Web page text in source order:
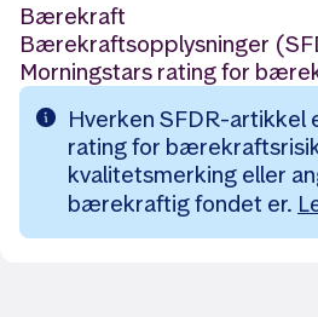
Bærekraft
Bærekraftsopplysninger
Morningstars rating for
Hverken SFDR-artikkel
rating for
kvalitetsmerking eller
bærekraftig fondet er.